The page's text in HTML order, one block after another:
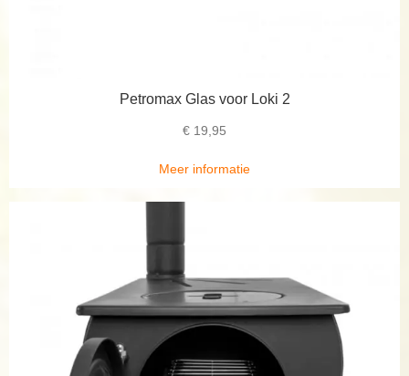
Petromax Glas voor Loki 2
€ 19,95
Meer informatie